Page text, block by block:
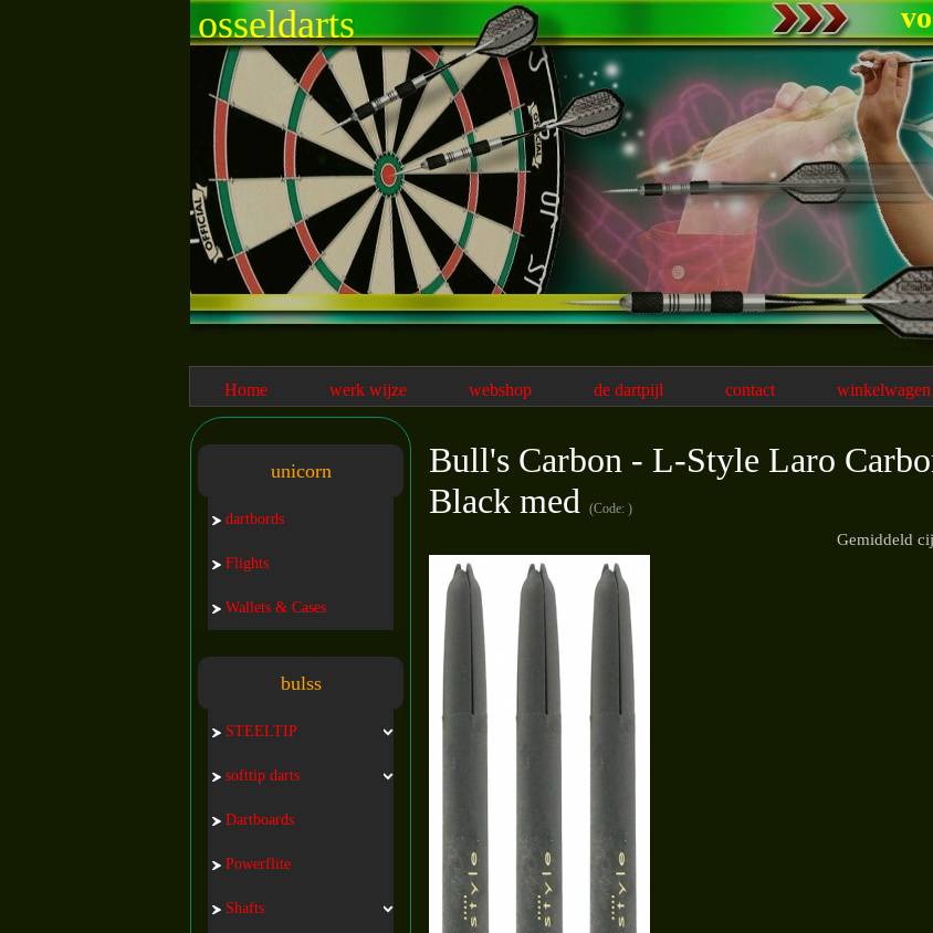
osseldarts
Home werk wijze webshop de dartpijl contact winkelwagen
unicorn
dartbords
Flights
Wallets & Cases
bulss
STEELTIP
softtip darts
Dartboards
Powerflite
Shafts
Bull's Carbon - L-Style Laro
Black med
(Code: )
Gemiddeld